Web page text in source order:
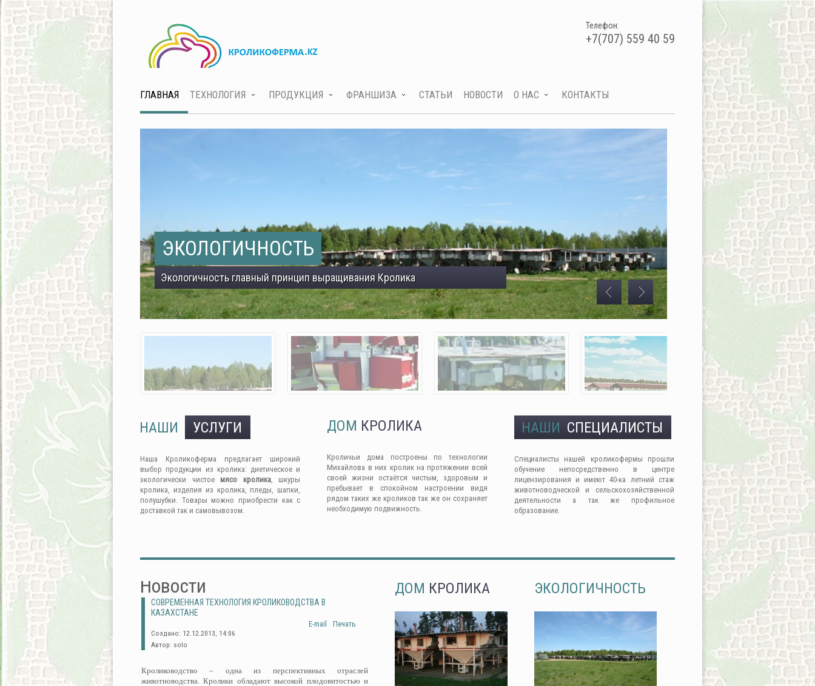
Телефон:
+7(707) 559 40 59
ГЛАВНАЯ ТЕХНОЛОГИЯ ПРОДУКЦИЯ ФРАНШИЗА СТАТЬИ НОВОСТИ О НАС КОНТАКТЫ
ЭКОЛОГИЧНОСТЬ
Экологичность главный принцип выращивания Кролика
НАШИ УСЛУГИ
Наша Кроликоферма предлагает широкий
выбор продукции из кролика: диетическое и
экологически чистое мясо кролика, шкуры
кролика, изделия из кролика, пледы, шапки,
полушубки. Товары можно приобрести как с
доставкой так и самовывозом.
ДОМ КРОЛИКА
Кроличьи дома построены по технологии
Михайлова в них кролик на протяжении всей
своей жизни остаётся чистым, здоровым и
пребывает в спокойном настроении видя
рядом таких же кроликов так же он сохраняет
необходимую подвижность.
НАШИ СПЕЦИАЛИСТЫ
Специалисты нашей кроликофермы прошли
обучение непосредственно в центре
лицензирования и имеют 40-ка летний стаж
животноводческой и сельскохозяйственной
деятельности а так же профильное
образование.
Новости
СОВРЕМЕННАЯ ТЕХНОЛОГИЯ КРОЛИКОВОДСТВА В
КАЗАХСТАНЕ
Печать
E-mail
Создано: 12.12.2013, 14:06
Автор: solo
Кролиководство – одна из перспективных отраслей
животноводства. Кролики обладают высокой плодовитостью и
ДОМ КРОЛИКА ЭКОЛОГИЧНОСТЬ